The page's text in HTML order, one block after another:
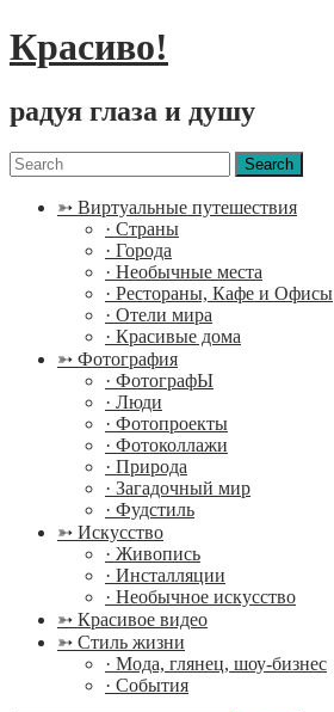
Красиво!
радуя глаза и душу
Menu
Search
for:
➳ Виртуальные путешествия
· Страны
· Города
· Необычные места
· Рестораны, Кафе и Офисы
· Отели мира
· Красивые дома
➳ Фотография
· ФотографЫ
· Люди
· Фотопроекты
· Фотоколлажи
· Природа
· Загадочный мир
· Фудстиль
➳ Искусство
· Живопись
· Инсталляции
· Необычное искусство
➳ Красивое видео
➳ Стиль жизни
· Мода, глянец, шоу-бизнес
· События